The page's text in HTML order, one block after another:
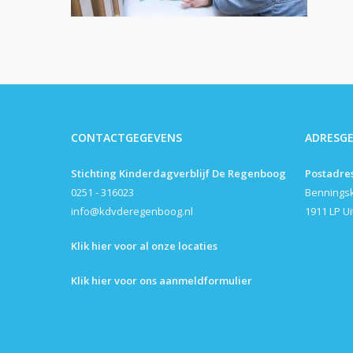
CONTACTGEGEVENS
Stichting Kinderdagverblijf De Regenboog
0251 - 316023
info@kdvderegenboog.nl
Klik hier voor al onze locaties
Klik hier voor ons aanmeldformulier
1911 LP